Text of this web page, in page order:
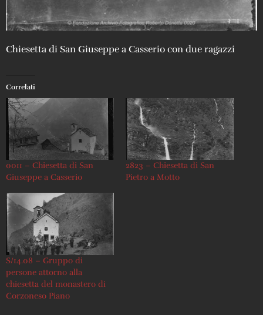
Chiesetta di San Giuseppe a Casserio con due ragazzi
Correlati
0011 – Chiesetta di San
Giuseppe a Casserio
2823 – Chiesetta di San
Pietro a Motto
S/14.08 – Gruppo di
persone attorno alla
chiesetta del monastero di
Corzoneso Piano